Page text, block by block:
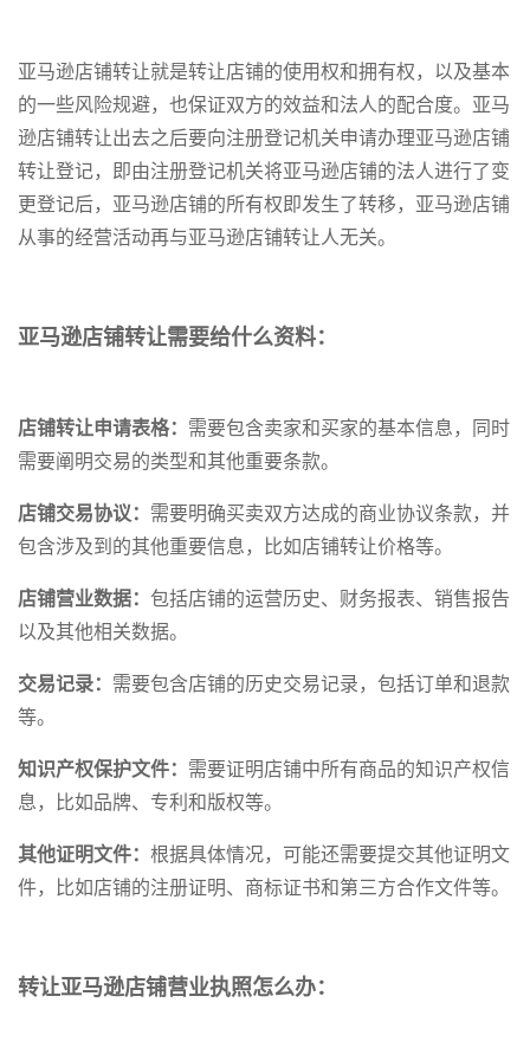
亚马逊店铺转让就是转让店铺的使用权和拥有权，以及基本
的一些风险规避，也保证双方的效益和法人的配合度。亚马
逊店铺转让出去之后要向注册登记机关申请办理亚马逊店铺
转让登记，即由注册登记机关将亚马逊店铺的法人进行了变
更登记后，亚马逊店铺的所有权即发生了转移，亚马逊店铺
从事的经营活动再与亚马逊店铺转让人无关。
亚马逊店铺转让需要给什么资料：
店铺转让申请表格： 需要包含卖家和买家的基本信息，同时
需要阐明交易的类型和其他重要条款。
店铺交易协议： 需要明确买卖双方达成的商业协议条款，并
包含涉及到的其他重要信息，比如店铺转让价格等。
店铺营业数据： 包括店铺的运营历史、财务报表、销售报告
以及其他相关数据。
交易记录： 需要包含店铺的历史交易记录，包括订单和退款
等。
知识产权保护文件： 需要证明店铺中所有商品的知识产权信
息，比如品牌、专利和版权等。
其他证明文件： 根据具体情况，可能还需要提交其他证明文
件，比如店铺的注册证明、商标证书和第三方合作文件等。
转让亚马逊店铺营业执照怎么办：